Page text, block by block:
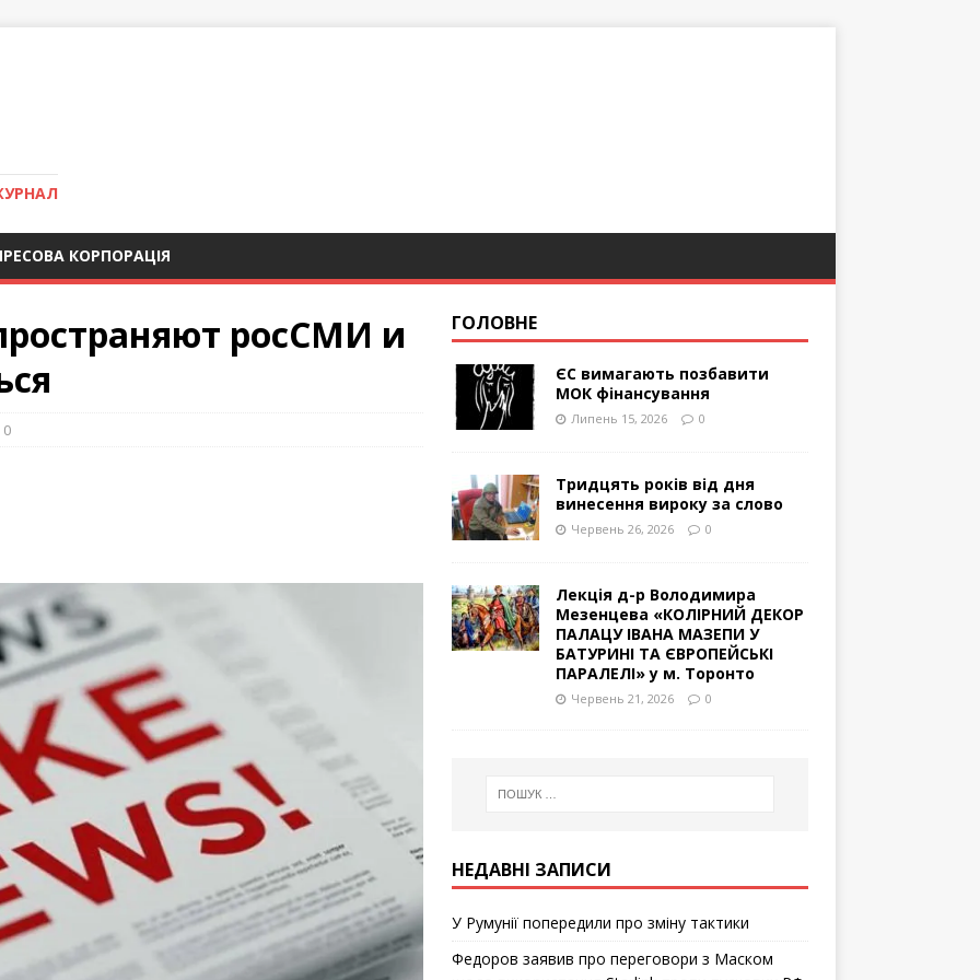
КОРПОРАЦІЯ
росСМИ и
0
ГОЛОВНЕ
ЄС вимагають позбавити
МОК фінансування
Липень 15, 2026 0
Тридцять років від дня
винесення вироку за слово
Червень 26, 2026 0
Лекція д-р Володимира
Мезенцева «КОЛІРНИЙ ДЕКОР
ПАЛАЦУ ІВАНА МАЗЕПИ У
БАТУРИНІ ТА ЄВРОПЕЙСЬКІ
ПАРАЛЕЛІ» у м. Торонто
Червень 21, 2026 0
НЕДАВНІ ЗАПИСИ
У Румунії попередили про зміну тактики
Федоров заявив про переговори з Маском